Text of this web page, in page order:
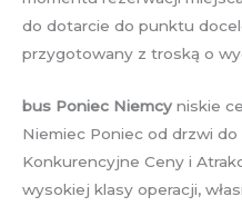
do dotarcie do punktu
przygotowany z troską o
bus Poniec Niemcy niskie
Niemiec Poniec od drzwi do
Konkurencyjne Ceny i
wysokiej klasy operacji,